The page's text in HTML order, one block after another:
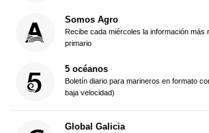
Somos Agro
Recibe cada miércoles la información más
primario
5 océanos
Boletín diario para marineros en formato
baja velocidad)
Global Galicia